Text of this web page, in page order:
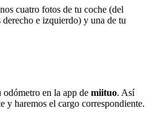
cuatro fotos de tu coche (del
derecho e izquierdo) y una de tu
en la app de miituo. Así
y haremos el cargo correspondiente.